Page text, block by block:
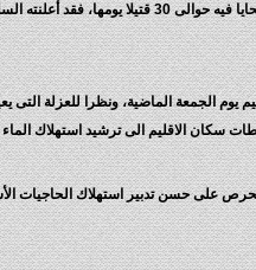
أما اقليم كلميم “200 كلم جنوب اكادير” الذى نال حصة الأسد من الأضرار التى
عرفها إقليم كلميم يوم الجمعة الماضية، ونظرا
سكان الاقليم الى ترشيد استهلاك الماء
على حسن تدبير استهلاك الحاجيات